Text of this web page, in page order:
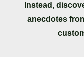
Instead,
anecdotes